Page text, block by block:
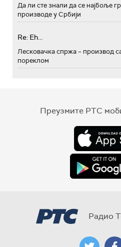
Да ли сте знали да се најбоље
производе у Србији
Re: Eh...
Лесковачка спржа – производ
пореклом
Преузмите РТС
Радио